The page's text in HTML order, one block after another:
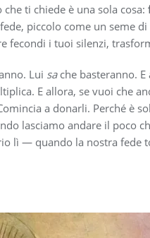
ti chiede è una sola cosa:
piccolo come un seme
fecondi i tuoi silenzi,
Lui sache basteranno. E
E allora, se vuoi che
a donarli. Perché è
lasciamo andare il poco
lì — quando la nostra fede